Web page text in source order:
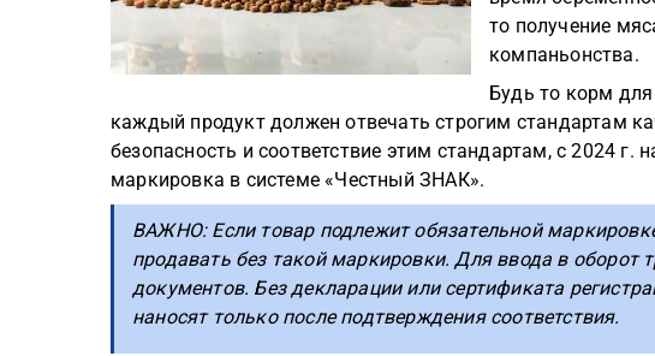
то получение
компаньонства.
Будь то корм
каждый продукт должен отвечать строгим стандартам
безопасность и соответствие этим стандартам, с 2024
маркировка в системе «Честный ЗНАК».
ВАЖНО: Если товар подлежит обязательной
продавать без такой маркировки. Для ввода в оборот
документов. Без декларации или сертификата
наносят только после подтверждения соответствия.